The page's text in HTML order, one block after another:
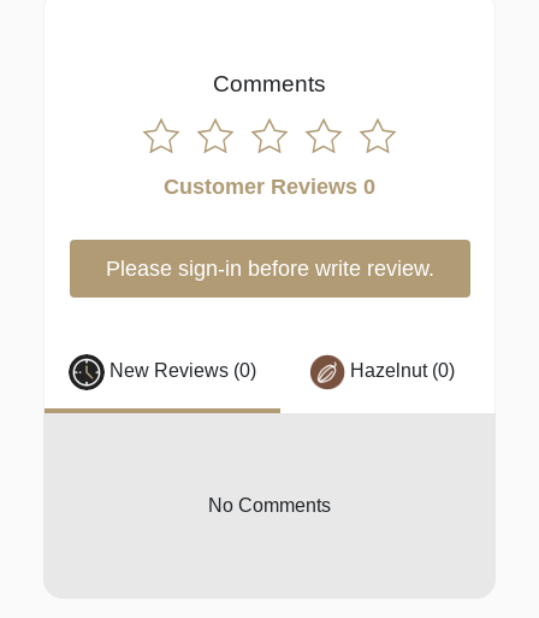
Comments
Customer Reviews 0
Please sign-in before write review.
New Reviews (0) Hazelnut (0)
No Comments